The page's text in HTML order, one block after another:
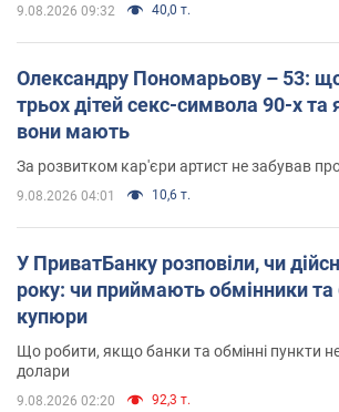
9.08.2026 09:32 40,0 т.
Олександру Пономарьову – 53:
трьох дітей секс-символа 90-х та
вони мають
За розвитком кар'єри артист не забував
9.08.2026 04:01 10,6 т.
У ПриватБанку розповіли, чи
року: чи приймають обмінники та
купюри
Що робити, якщо банки та обмінні пункти
долари
9.08.2026 02:20 92,3 т.